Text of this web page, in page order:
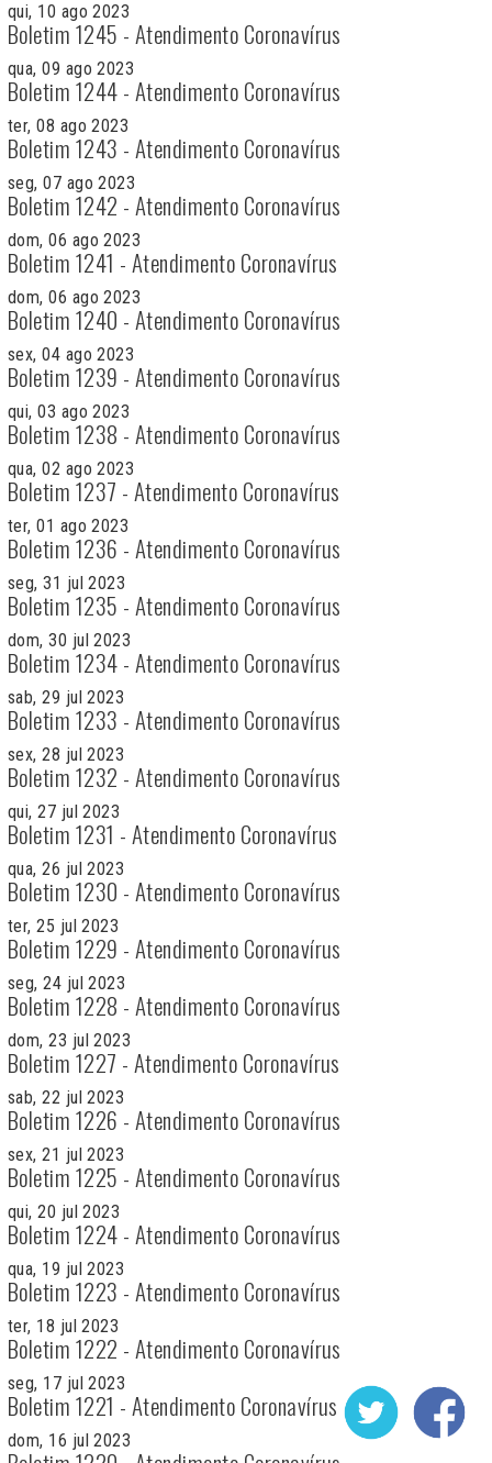
qui, 10 ago 2023
Boletim 1245 - Atendimento Coronavírus
qua, 09 ago 2023
Boletim 1244 - Atendimento Coronavírus
ter, 08 ago 2023
Boletim 1243 - Atendimento Coronavírus
seg, 07 ago 2023
Boletim 1242 - Atendimento Coronavírus
dom, 06 ago 2023
Boletim 1241 - Atendimento Coronavírus
dom, 06 ago 2023
Boletim 1240 - Atendimento Coronavírus
sex, 04 ago 2023
Boletim 1239 - Atendimento Coronavírus
qui, 03 ago 2023
Boletim 1238 - Atendimento Coronavírus
qua, 02 ago 2023
Boletim 1237 - Atendimento Coronavírus
ter, 01 ago 2023
Boletim 1236 - Atendimento Coronavírus
seg, 31 jul 2023
Boletim 1235 - Atendimento Coronavírus
dom, 30 jul 2023
Boletim 1234 - Atendimento Coronavírus
sab, 29 jul 2023
Boletim 1233 - Atendimento Coronavírus
sex, 28 jul 2023
Boletim 1232 - Atendimento Coronavírus
qui, 27 jul 2023
Boletim 1231 - Atendimento Coronavírus
qua, 26 jul 2023
Boletim 1230 - Atendimento Coronavírus
ter, 25 jul 2023
Boletim 1229 - Atendimento Coronavírus
seg, 24 jul 2023
Boletim 1228 - Atendimento Coronavírus
dom, 23 jul 2023
Boletim 1227 - Atendimento Coronavírus
sab, 22 jul 2023
Boletim 1226 - Atendimento Coronavírus
sex, 21 jul 2023
Boletim 1225 - Atendimento Coronavírus
qui, 20 jul 2023
Boletim 1224 - Atendimento Coronavírus
qua, 19 jul 2023
Boletim 1223 - Atendimento Coronavírus
ter, 18 jul 2023
Boletim 1222 - Atendimento Coronavírus
seg, 17 jul 2023
Boletim 1221 - Atendimento Coronavírus
dom, 16 jul 2023